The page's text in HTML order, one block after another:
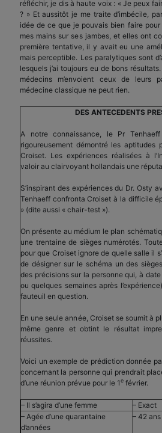
réfléchir, je dis à haute voix : « Je peux
? » Et aussitôt je me traite d’imbécile,
idée de ce que je pouvais bien faire
mes mains sur ses jambes, et elles ont
première tentative, il y avait eu une
mais perceptible. Les paralytiques sont
lesquels j’ai toujours eu de bons
médecins m’envoient ceux de leurs
médecine classique ne peut rien.
DES ANTECEDENTS
A notre connaissance, le Pr
rigoureusement démontré les aptitudes
Croiset. Les expériences réalisées à
valoir au clairvoyant hollandais une
S’inspirant des expériences du Dr. Osty
Tenhaeff confronta Croiset à la difficile
» (dite aussi « chair-test »).
On présente au médium le plan
une trentaine de sièges numérotés.
pour que Croiset ignore de quelle salle il
de désigner sur le schéma un des
des précisions sur la personne qui, à
ou quelques semaines après
fauteuil en question.
En une seule année, Croiset se soumit à
même genre et obtint le résultat
réussites.
Voici un exemple de prédiction donnée
concernant la personne qui prendrait
d’une réunion prévue pour le 1e février.
– Il s’agira d’une femme
– Exact
– Agée d’une quarantaine
d’années
– 42 ans